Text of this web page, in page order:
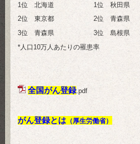
1位 北海道 1位 秋田県
2位 東京都 2位 青森県
3位 青森県 3位 島根県
*人口10万人あたりの罹患率
全国がん登録.pdf
がん登録とは （厚生労働省）